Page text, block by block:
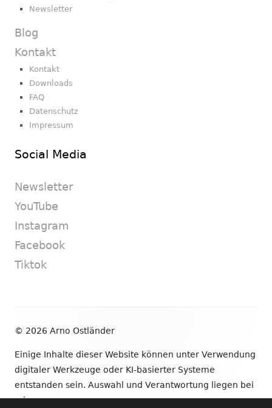
Newsletter
Blog
Kontakt
Kontakt
Downloads
FAQ
Datenschutz
Impressum
Social Media
Newsletter
YouTube
Instagram
Facebook
Tiktok
© 2026 Arno Ostländer
Einige Inhalte dieser Website können unter Verwendung
digitaler Werkzeuge oder KI-basierter Systeme
entstanden sein. Auswahl und Verantwortung liegen bei
mir.